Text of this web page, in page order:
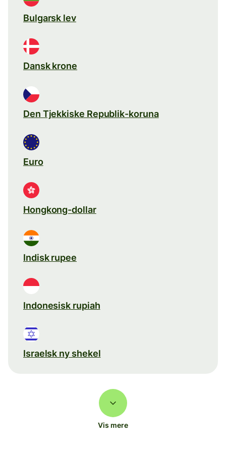
Bulgarsk lev
Dansk krone
Den Tjekkiske Republik-koruna
Euro
Hongkong-dollar
Indisk rupee
Indonesisk rupiah
Israelsk ny shekel
Vis mere